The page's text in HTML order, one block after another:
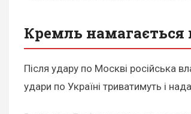
Кремль
Після удару по Москві російська
удари по Україні триватимуть і